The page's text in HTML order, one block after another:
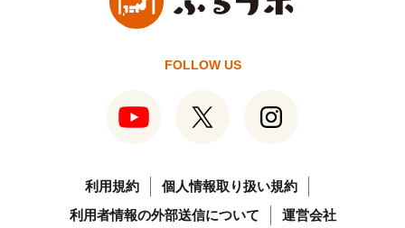
FOLLOW US
利用規約
個人情報取り扱い規約
利用者情報の外部送信について
運営会社